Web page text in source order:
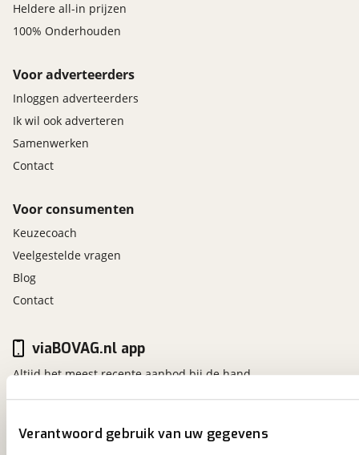
Verantwoord gebruik van uw gegevens
Heldere all-in prijzen
100% Onderhouden
Voor adverteerders
Inloggen adverteerders
Ik wil ook adverteren
Samenwerken
Contact
Voor consumenten
Keuzecoach
Veelgestelde vragen
Blog
Contact
viaBOVAG.nl app
Altijd het meest recente aanbod bij de hand.